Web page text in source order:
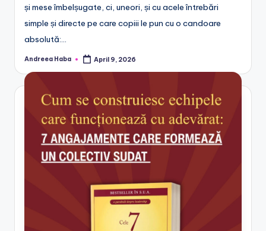
și mese îmbelșugate, ci, uneori, și cu acele întrebări
simple și directe pe care copiii le pun cu o candoare
absolută:…
Posted
Andreea Haba April 9, 2026